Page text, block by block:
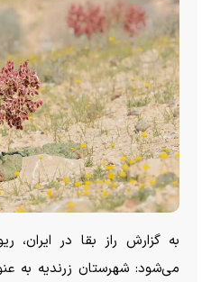
به گزارش راز بقا در
می‌شود: شهرستان زرندیه به